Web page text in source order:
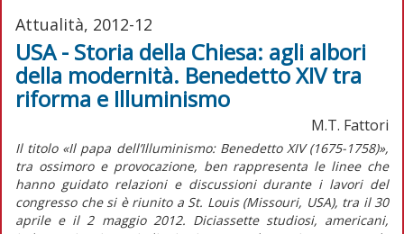
Attualità, 2012-12
USA - Storia della Chiesa: agli albori
della modernità. Benedetto XIV tra
riforma e Illuminismo
M.T. Fattori
Il titolo «Il papa dell’Illuminismo: Benedetto XIV (1675-1758)»,
tra ossimoro e provocazione, ben rappresenta le linee che
hanno guidato relazioni e discussioni durante i lavori del
congresso che si è riunito a St. Louis (Missouri, USA), tra il 30
aprile e il 2 maggio 2012. Diciassette studiosi, americani,